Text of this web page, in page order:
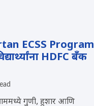
ECSS Program
HDFC बँक
गुणी, हुशार आणि